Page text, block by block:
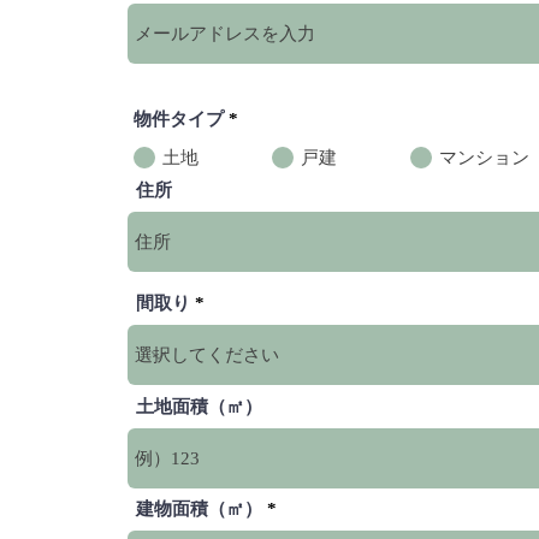
物件タイプ *
土地
戸建
マンション
住所
間取り
土地面積（㎡）
建物面積（㎡）